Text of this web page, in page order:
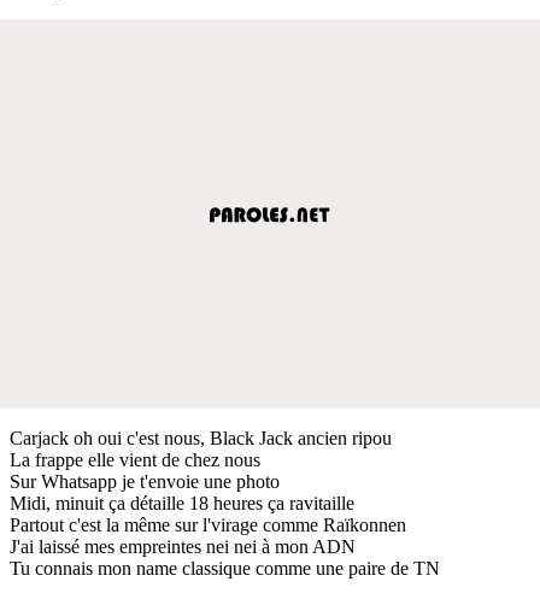
Carjack oh oui c'est nous, Black Jack ancien ripou
La frappe elle vient de chez nous
Sur Whatsapp je t'envoie une photo
Midi, minuit ça détaille 18 heures ça ravitaille
Partout c'est la même sur l'virage comme Raïkonnen
J'ai laissé mes empreintes nei nei à mon ADN
Tu connais mon name classique comme une paire de TN